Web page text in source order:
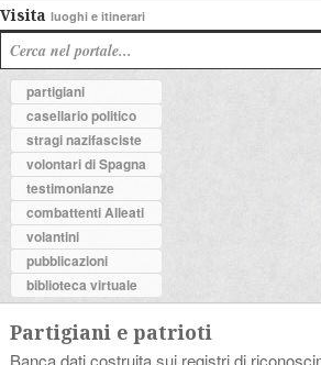
Visita luoghi e itinerari
partigiani
casellario politico
stragi nazifasciste
volontari di Spagna
testimonianze
combattenti Alleati
volantini
pubblicazioni
biblioteca virtuale
Partigiani e patrioti
Banca dati costruita sui registri di